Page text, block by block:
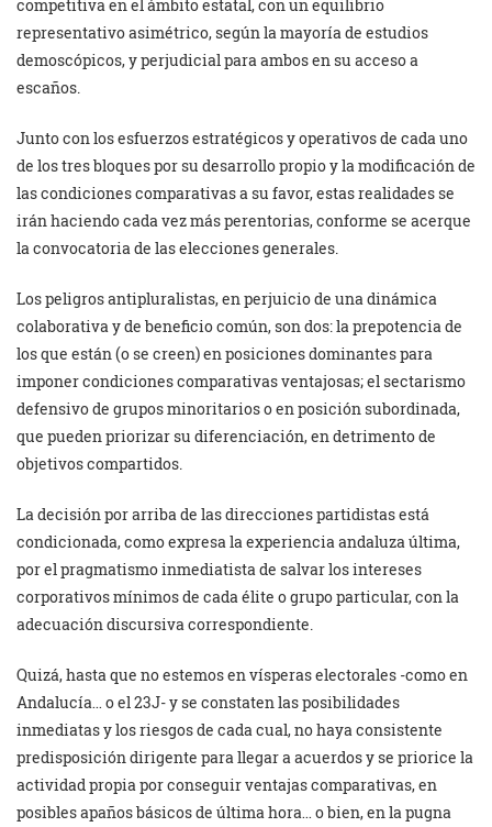
competitiva en el ámbito estatal, con un equilibrio
representativo asimétrico, según la mayoría de estudios
demoscópicos, y perjudicial para ambos en su acceso a
escaños.
Junto con los esfuerzos estratégicos y operativos de cada uno
de los tres bloques por su desarrollo propio y la modificación de
las condiciones comparativas a su favor, estas realidades se
irán haciendo cada vez más perentorias, conforme se acerque
la convocatoria de las elecciones generales.
Los peligros antipluralistas, en perjuicio de una dinámica
colaborativa y de beneficio común, son dos: la prepotencia de
los que están (o se creen) en posiciones dominantes para
imponer condiciones comparativas ventajosas; el sectarismo
defensivo de grupos minoritarios o en posición subordinada,
que pueden priorizar su diferenciación, en detrimento de
objetivos compartidos.
La decisión por arriba de las direcciones partidistas está
condicionada, como expresa la experiencia andaluza última,
por el pragmatismo inmediatista de salvar los intereses
corporativos mínimos de cada élite o grupo particular, con la
adecuación discursiva correspondiente.
Quizá, hasta que no estemos en vísperas electorales -como en
Andalucía… o el 23J- y se constaten las posibilidades
inmediatas y los riesgos de cada cual, no haya consistente
predisposición dirigente para llegar a acuerdos y se priorice la
actividad propia por conseguir ventajas comparativas, en
posibles apaños básicos de última hora… o bien, en la pugna